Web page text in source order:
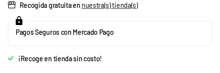
Recogida gratuita en nuestra(s) tienda(s)
Pagos Seguros con Mercado Pago
¡Recoge en tienda sin costo!